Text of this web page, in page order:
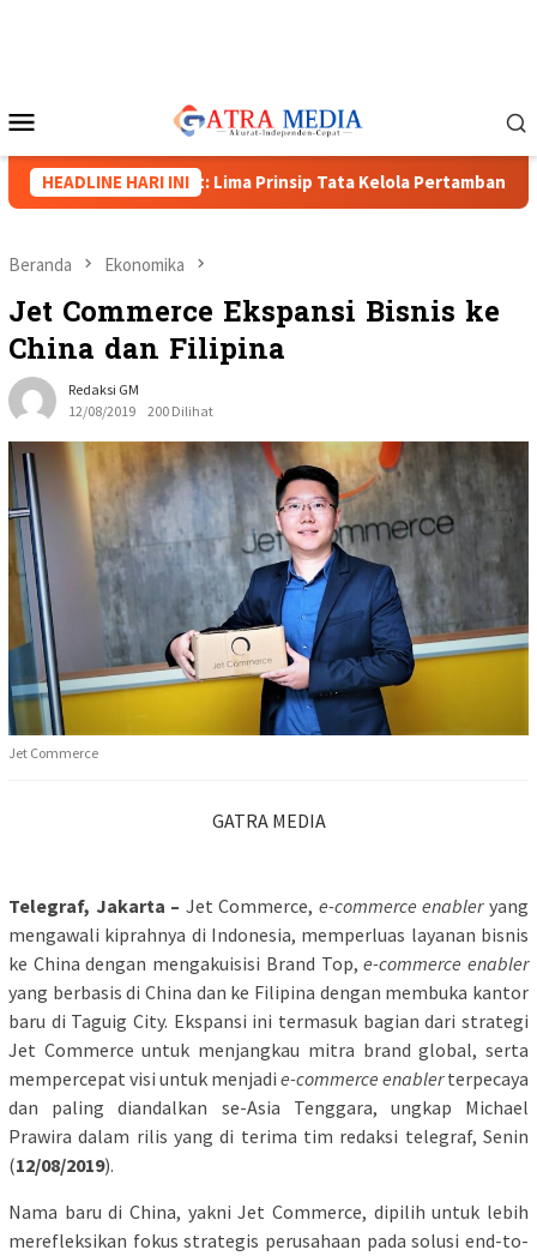
Mobile
HEADLINE HARI INI
Papua Barat: Lima Prinsip Tata Kelola Pertambangan
Beranda Ekonomika
Jet Commerce Ekspansi Bisnis ke
China dan Filipina
Redaksi GM
12/08/2019
200 Dilihat
Jet Commerce
GATRA MEDIA
Telegraf, Jakarta – Jet Commerce, e-commerce enableryang
mengawali kiprahnya di Indonesia, memperluas layanan bisnis
ke China dengan mengakuisisi Brand Top,e-commerce enabler
yang berbasis di China dan ke Filipina dengan membuka kantor
baru di Taguig City. Ekspansi ini termasuk bagian dari strategi
Jet Commerce untuk menjangkau mitra brand global, serta
mempercepat visi untuk menjadi e-commerce enablerterpecaya
dan paling diandalkan se-Asia Tenggara, ungkap Michael
Prawira dalam rilis yang di terima tim redaksi telegraf, Senin
(12/08/2019).
Nama baru di China, yakni Jet Commerce, dipilih untuk lebih
merefleksikan fokus strategis perusahaan pada solusi end-to-